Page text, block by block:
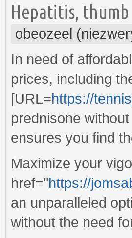
Hepatitis,
obeozeel
In need of
prices, including
[URL=https://
prednisone
ensures you find
Maximize your
href="https://
an unparalleled
without the need